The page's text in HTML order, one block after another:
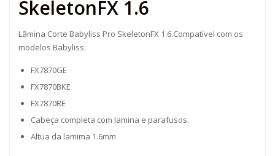
SkeletonFX 1.6
Lâmina Corte Babyliss Pro SkeletonFX 1.6.Compatível com os
modelos Babyliss:
FX7870GE
FX7870BKE
FX7870RE
Cabeça completa com lamina e parafusos.
Altua da lamima 1.6mm